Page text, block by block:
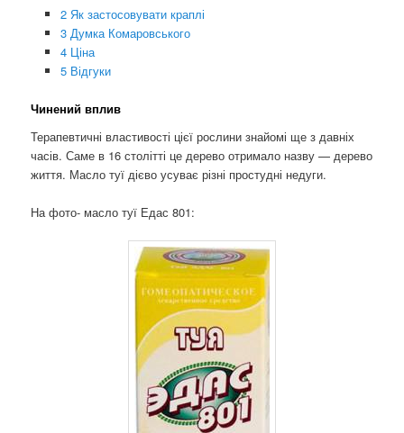
2 Як застосовувати краплі
3 Думка Комаровського
4 Ціна
5 Відгуки
Чинений вплив
Терапевтичні властивості цієї рослини знайомі ще з давніх
часів. Саме в 16 столітті це дерево отримало назву — дерево
життя. Масло туї дієво усуває різні простудні недуги.
На фото- масло туї Едас 801: